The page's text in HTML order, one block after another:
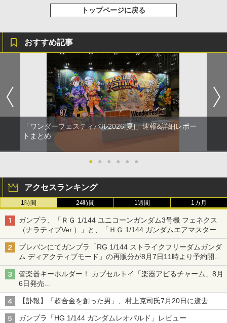
トップページに戻る
おすすめ記事
「ワンダーフェスティバル2026[夏]」速報&詳細レポー
トまとめ
● ● ● ● ● ●
アクセスランキング
1時間 24時間 1週間 1カ月
ガンプラ、「ＲＧ 1/144 ユニコーンガンダム3号機 フェネクス
（ナラティブVer.）」と、「ＨＧ 1/144 ガンダムエアマスターバ
ースト」再販
プレバンにてガンプラ「RG 1/144 ストライクフリーダムガンダ
ム ディアクティブモード」の再販分が8月7日11時より予約開
始！
管楽器キーホルダー！ カプセルトイ「楽器アピるチャーム」8月
6日発売
チューバ、テナサクなど5種各3色
【訃報】「超合金を創った男」、村上克司氏7月20日に逝去
ガンプラ「HG 1/144 ガンダムレオパルド」レビュー